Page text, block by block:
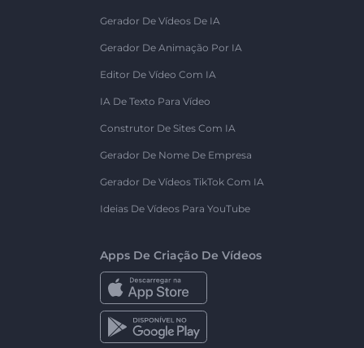
Gerador De Vídeos De IA
Gerador De Animação Por IA
Editor De Vídeo Com IA
IA De Texto Para Vídeo
Construtor De Sites Com IA
Gerador De Nome De Empresa
Gerador De Vídeos TikTok Com IA
Ideias De Vídeos Para YouTube
Apps De Criação De Vídeos